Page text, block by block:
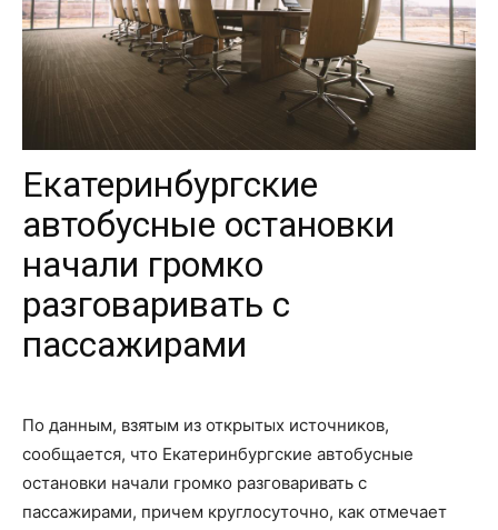
Екатеринбургские
автобусные остановки
начали громко
разговаривать с
пассажирами
По данным, взятым из открытых источников,
сообщается, что Екатеринбургские автобусные
остановки начали громко разговаривать с
пассажирами, причем круглосуточно, как отмечает